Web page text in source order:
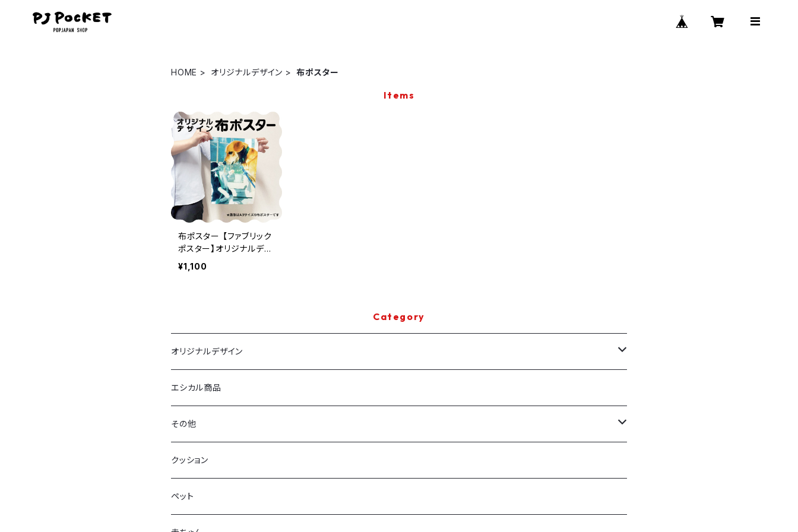
HOME オリジナルデザイン 布ポスター
Items
布ポスター 【ファブリック
ポスター】オリジナルデザ
イン
¥1,100
Category
オリジナルデザイン
布ポスター
バック
拭く太郎
クッションカバー
エシカル商品
その他
牡蠣グッズ
ブックカバー（経済大学）
クッション
ペット